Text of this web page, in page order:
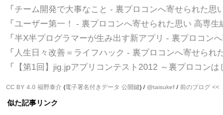
「チーム開発で大事なこと - 裏プロコンへ寄せられた思
「ユーザー第一！ - 裏プロコンへ寄せられた思い 高専生
「半X半プログラマーが生み出す新アプリ - 裏プロコン
「 人生日々改善＝ライフハック - 裏プロコンへ寄せられ
「
【第1回】jig.jpアプリコンテスト2012 ～裏プロコンは
CC BY 4.0 福野泰介 (電子署名付きデータ 公開鍵) / @taisukef / 前のブログ <<
似た記事リンク